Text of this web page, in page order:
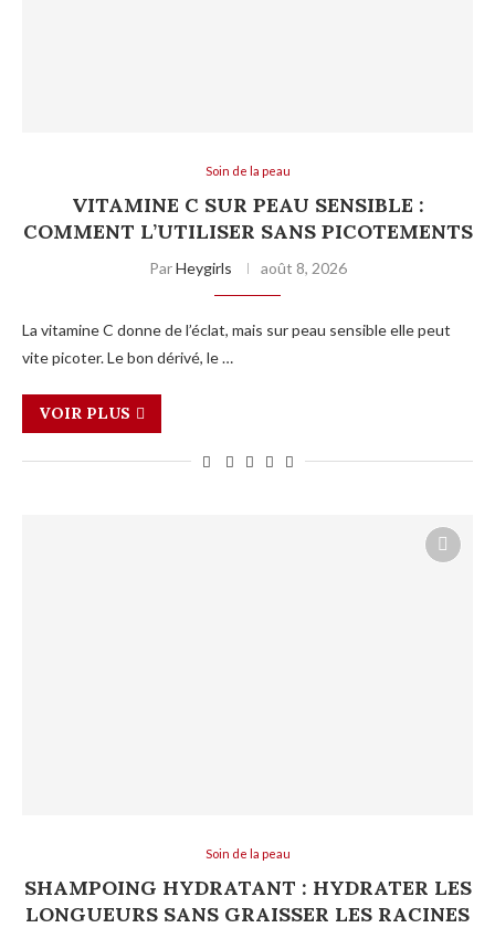
Soin de la peau
VITAMINE C SUR PEAU SENSIBLE :
COMMENT L’UTILISER SANS PICOTEMENTS
ParHeygirls août 8, 2026
La vitamine C donne de l’éclat, mais sur peau sensible elle peut
vite picoter. Le bon dérivé, le …
VOIR PLUS
Soin de la peau
SHAMPOING HYDRATANT : HYDRATER LES
LONGUEURS SANS GRAISSER LES RACINES